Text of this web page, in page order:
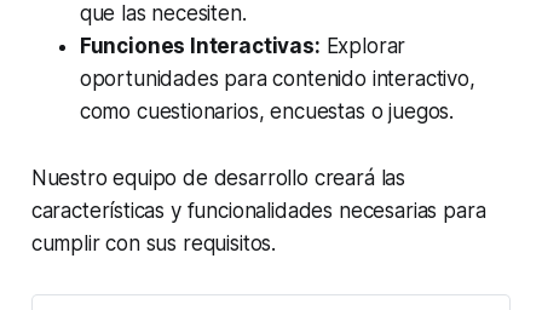
que las necesiten.
Funciones Interactivas: Explorar
oportunidades para contenido interactivo,
como cuestionarios, encuestas o juegos.
Nuestro equipo de desarrollo creará las
características y funcionalidades necesarias para
cumplir con sus requisitos.